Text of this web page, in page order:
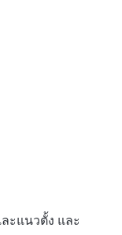
ะแนวตั้ง และ